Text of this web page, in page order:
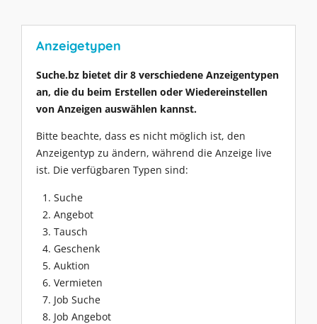
Anzeigetypen
Suche.bz bietet dir 8 verschiedene Anzeigentypen
an, die du beim Erstellen oder Wiedereinstellen
von Anzeigen auswählen kannst.
Bitte beachte, dass es nicht möglich ist, den
Anzeigentyp zu ändern, während die Anzeige live
ist. Die verfügbaren Typen sind:
Suche
Angebot
Tausch
Geschenk
Auktion
Vermieten
Job Suche
Job Angebot